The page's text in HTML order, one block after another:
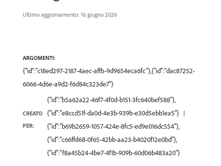
Ultimo aggiornamento: 16 giugno 2026
ARGOMENTI:
{"id":"c18ed297-2187-4aec-affb-9d9654eca6fc"},{"id":"dac87252-
6066-4d6e-a9d2-f6d84c323de7"}
CREATO
PER:
{"id":"b5a62a22-46f7-4f0d-b151-3fc640bef588"},
{"id":"e8ccd51f-da0d-4e3b-939b-e30d5ebb1ea5"}
{"id":"b69b2659-1057-424e-8fc5-ed9e016dc554"},
{"id":"c66ffd68-0f65-42bb-aa23-b4020f12e0bd"},
{"id":"f8a45b24-4be7-4f1b-909b-60d06b483a20"}